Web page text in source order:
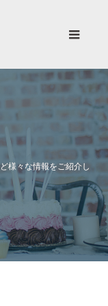
様々な情報をご紹介し